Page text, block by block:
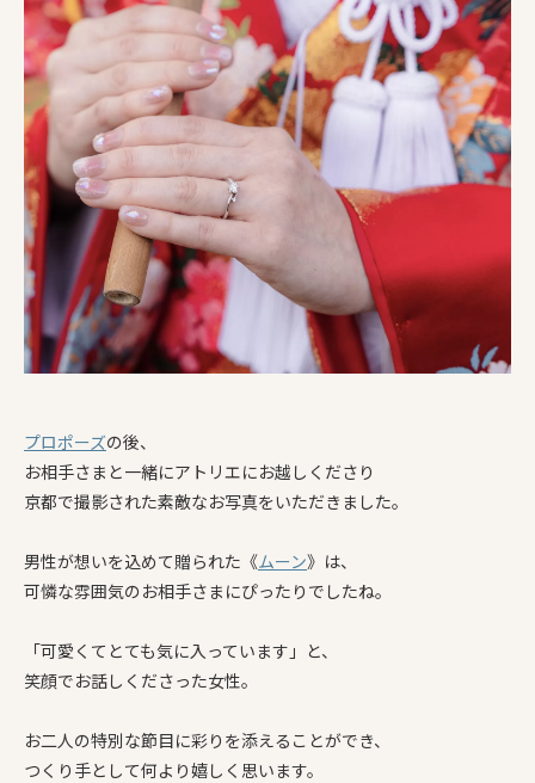
プロポーズの後、
お相手さまと一緒にアトリエにお越しくださり
京都で撮影された素敵なお写真をいただきました。
男性が想いを込めて贈られた《ムーン》は、
可憐な雰囲気のお相手さまにぴったりでしたね。
「可愛くてとても気に入っています」と、
笑顔でお話しくださった女性。
お二人の特別な節目に彩りを添えることができ、
つくり手として何より嬉しく思います。